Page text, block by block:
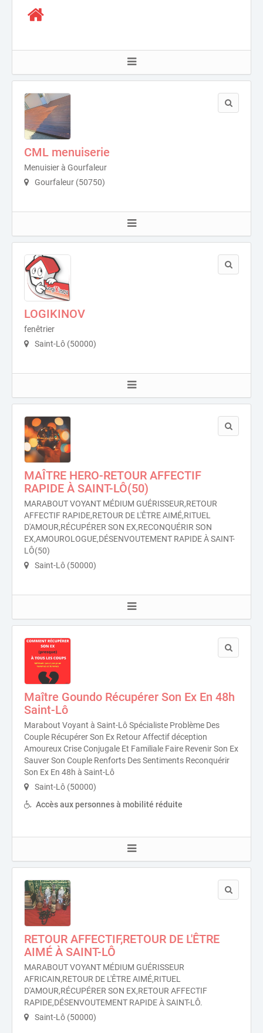
CML menuiserie
Menuisier à Gourfaleur
Gourfaleur (50750)
LOGIKINOV
fenêtrier
Saint-Lô (50000)
MAÎTRE HERO-RETOUR AFFECTIF
RAPIDE À SAINT-LÔ(50)
MARABOUT VOYANT MÉDIUM GUÉRISSEUR,RETOUR
AFFECTIF RAPIDE,RETOUR DE L'ÊTRE AIMÉ,RITUEL
D'AMOUR,RÉCUPÉRER SON EX,RECONQUÉRIR SON
EX,AMOUROLOGUE,DÉSENVOUTEMENT RAPIDE À SAINT-
LÔ(50)
Saint-Lô (50000)
Maître Goundo Récupérer Son Ex En 48h
Saint-Lô
Marabout Voyant à Saint-Lô Spécialiste Problème Des
Couple Récupérer Son Ex Retour Affectif déception
Amoureux Crise Conjugale Et Familiale Faire Revenir Son Ex
Sauver Son Couple Renforts Des Sentiments Reconquérir
Son Ex En 48h à Saint-Lô
Saint-Lô (50000)
Accès aux personnes à mobilité réduite
RETOUR AFFECTIF,RETOUR DE L'ÊTRE
AIMÉ À SAINT-LÔ
MARABOUT VOYANT MÉDIUM GUÉRISSEUR
AFRICAIN,RETOUR DE L'ÊTRE AIMÉ,RITUEL
D'AMOUR,RÉCUPÉRER SON EX,RETOUR AFFECTIF
RAPIDE,DÉSENVOUTEMENT RAPIDE À SAINT-LÔ.
Saint-Lô (50000)